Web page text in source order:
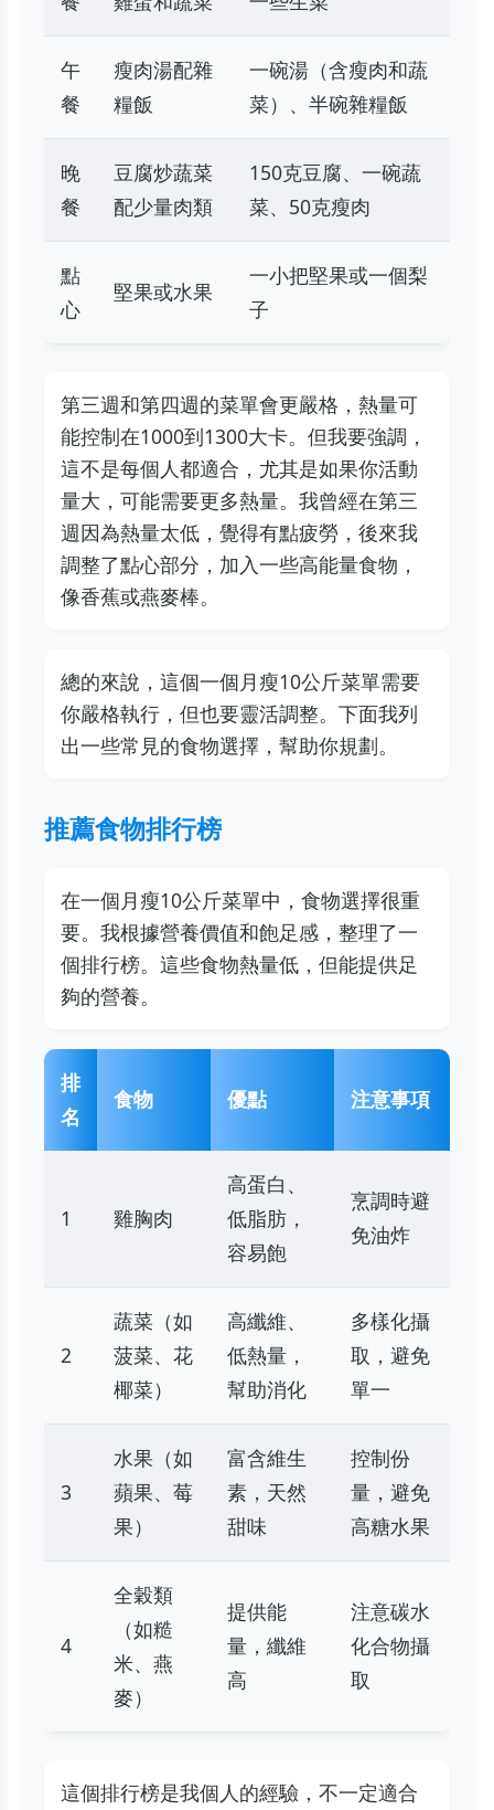
午
餐
瘦肉湯配雜
糧飯
一碗湯（含瘦肉和蔬
菜）、半碗雜糧飯
晚
餐
豆腐炒蔬菜
配少量肉類
150克豆腐、一碗蔬
菜、50克瘦肉
點
心
堅果或水果
一小把堅果或一個梨
子
第三週和第四週的菜單會更嚴格，熱量可
能控制在1000到1300大卡。但我要強調，
這不是每個人都適合，尤其是如果你活動
量大，可能需要更多熱量。我曾經在第三
週因為熱量太低，覺得有點疲勞，後來我
調整了點心部分，加入一些高能量食物，
像香蕉或燕麥棒。
總的來說，這個一個月瘦10公斤菜單需要
你嚴格執行，但也要靈活調整。下面我列
出一些常見的食物選擇，幫助你規劃。
推薦食物排行榜
在一個月瘦10公斤菜單中，食物選擇很重
要。我根據營養價值和飽足感，整理了一
個排行榜。這些食物熱量低，但能提供足
夠的營養。
排
名
食物 優點 注意事項
1 雞胸肉
高蛋白、
低脂肪，
容易飽
烹調時避
免油炸
2
蔬菜（如
菠菜、花
椰菜）
高纖維、
低熱量，
幫助消化
多樣化攝
取，避免
單一
3
水果（如
蘋果、莓
果）
富含維生
素，天然
甜味
控制份
量，避免
高糖水果
4
全穀類
（如糙
米、燕
麥）
提供能
量，纖維
高
注意碳水
化合物攝
取
這個排行榜是我個人的經驗，不一定適合